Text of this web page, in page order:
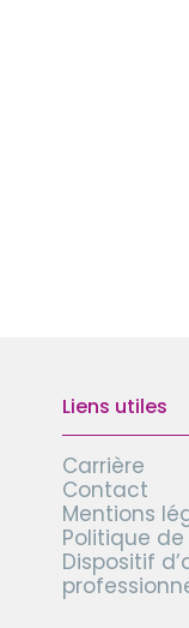
Liens utiles
Carrière
Contact
Mentions
Politique
Dispositif